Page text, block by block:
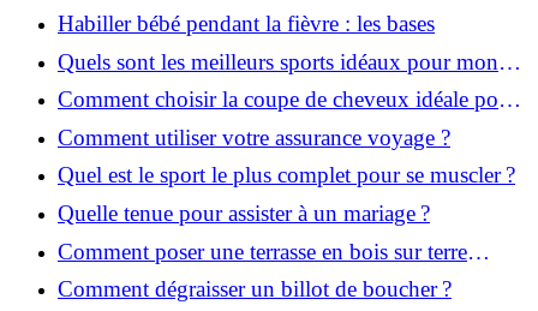
Habiller bébé pendant la fièvre : les bases
Quels sont les meilleurs sports idéaux pour mon
enfant ?
Comment choisir la coupe de cheveux idéale pour
votre visage ?
Comment utiliser votre assurance voyage ?
Quel est le sport le plus complet pour se muscler ?
Quelle tenue pour assister à un mariage ?
Comment poser une terrasse en bois sur terre
battue ?
Comment dégraisser un billot de boucher ?